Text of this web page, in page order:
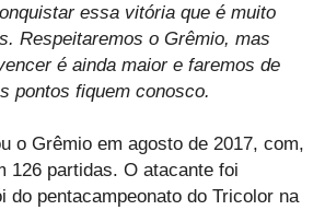
essa vitória que é muito
Respeitaremos o Grêmio, mas
é ainda maior e faremos de
pontos fiquem conosco.
o Grêmio em agosto de 2017, com,
126 partidas. O atacante foi
do pentacampeonato do Tricolor na